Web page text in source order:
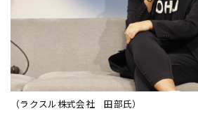
（ラクスル株式会社 田部氏）